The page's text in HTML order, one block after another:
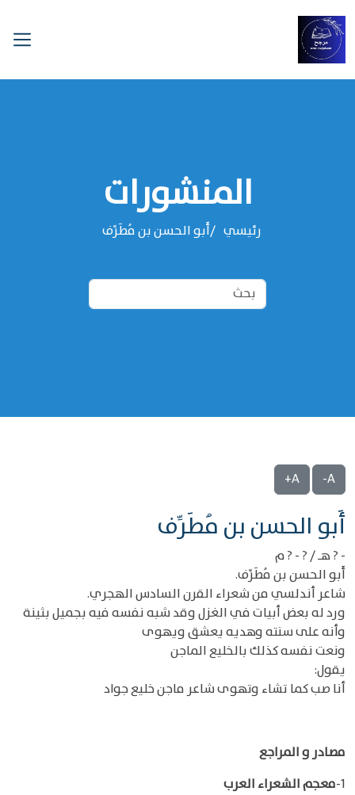
المنشورات
رئيسي ‌‌أَبو الحسن بن مُطَرِّف
A-
A+
‌‌أَبو الحسن بن مُطَرِّف
- ? هـ / ? - ? م
أَبو الحسن بن مُطَرِّف.
شاعر أندلسي من شعراء القرن السادس الهجري.
ورد له بعض أبيات في الغزل وقد شبه نفسه فيه بجميل بثينة
وأنه على سنته وهديه يعشق ويهوى
ونعت نفسه كذلك بالخليع الماجن
يقول:
أنا صب كما تشاء وتهوى شاعر ماجن خليع جواد
مصادر و المراجع
1- معجم الشعراء العرب